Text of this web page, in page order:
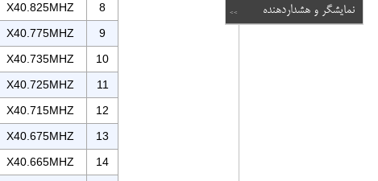
نمایشگر و هشداردهنده
X40.825MHZ
8
X40.775MHZ
9
X40.735MHZ
10
X40.725MHZ
11
X40.715MHZ
12
X40.675MHZ
13
X40.665MHZ 14